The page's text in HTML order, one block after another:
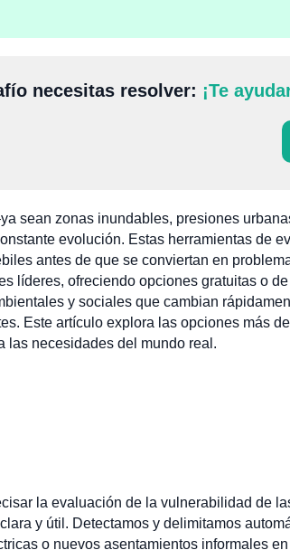
necesitas resolver: ¡Te
sean zonas inundables, presiones
evolución. Estas herramientas de
antes de que se conviertan en
líderes, ofreciendo opciones gratuitas o
y sociales que cambian
Este artículo explora las opciones más
las necesidades del mundo real.
la evaluación de la vulnerabilidad de
y útil. Detectamos y delimitamos
o nuevos asentamientos informales